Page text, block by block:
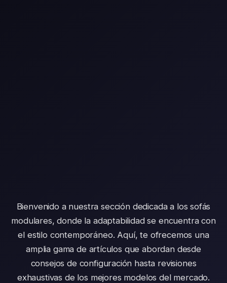
Bienvenido a nuestra sección dedicada a los sofás
modulares, donde la adaptabilidad se encuentra con
el estilo contemporáneo. Aquí, te ofrecemos una
amplia gama de artículos que abordan desde
consejos de configuración hasta revisiones
exhaustivas de los mejores modelos del mercado.